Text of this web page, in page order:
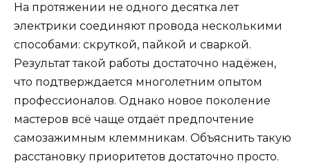
На протяжении не одного десятка лет
электрики соединяют провода несколькими
способами: скруткой, пайкой и сваркой.
Результат такой работы достаточно надёжен,
что подтверждается многолетним опытом
профессионалов. Однако новое поколение
мастеров всё чаще отдаёт предпочтение
самозажимным клеммникам. Объяснить такую
расстановку приоритетов достаточно просто.